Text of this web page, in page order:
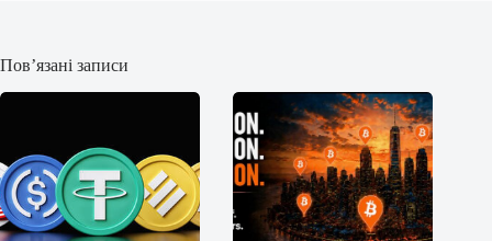
Пов’язані записи